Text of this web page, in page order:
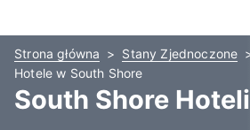
Strona główna Stany Zjednoczone
Hotele w South Shore
South Shore Hoteli